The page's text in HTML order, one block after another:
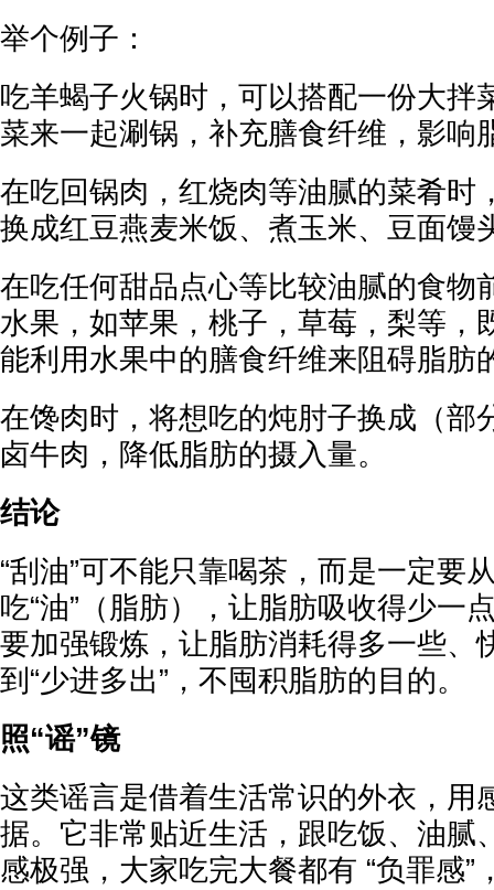
举个例子：
吃羊蝎子火锅时，可以搭配一份大拌
菜来一起涮锅，补充膳食纤维，影响
在吃回锅肉，红烧肉等油腻的菜肴时
换成红豆燕麦米饭、煮玉米、豆面馒
在吃任何甜品点心等比较油腻的食物
水果，如苹果，桃子，草莓，梨等，
能利用水果中的膳食纤维来阻碍脂肪
在馋肉时，将想吃的炖肘子换成（部
卤牛肉，降低脂肪的摄入量。
结论
“刮油”可不能只靠喝茶，而是一定要
吃“油”（脂肪），让脂肪吸收得少一
要加强锻炼，让脂肪消耗得多一些、
到“少进多出”，不囤积脂肪的目的。
照“谣”镜
这类谣言是借着生活常识的外衣，用
据。它非常贴近生活，跟吃饭、油腻
感极强，大家吃完大餐都有 “负罪感”